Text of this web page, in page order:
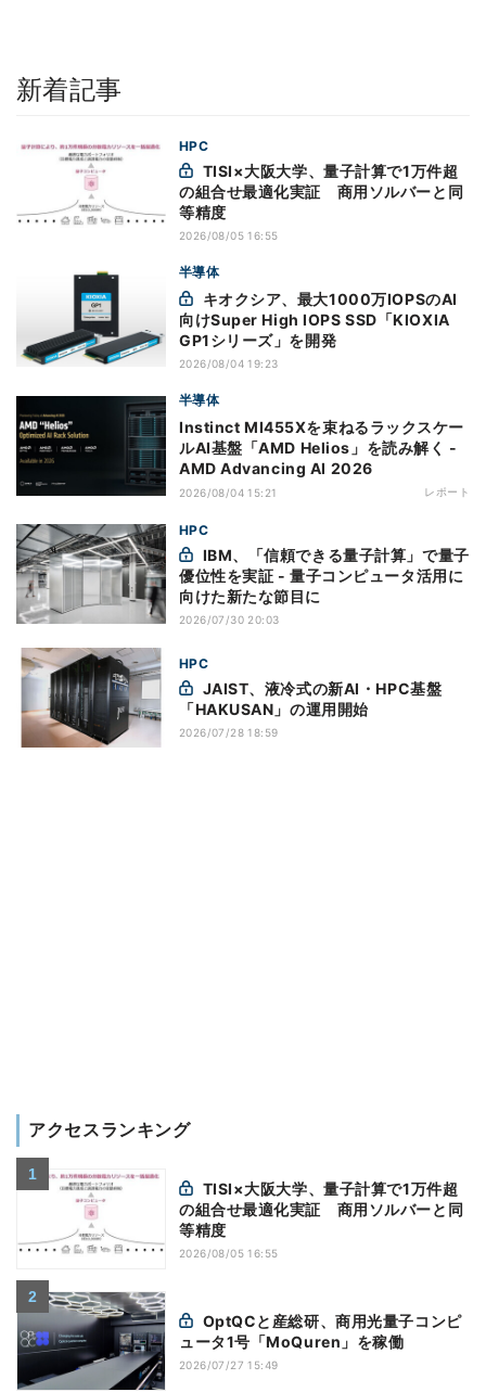
新着記事
HPC
の組合せ最適化実証 商用ソルバーと同
等精度
2026/08/05 16:55
半導体
向けSuper High IOPS SSD「KIOXIA
GP1シリーズ」を開発
2026/08/04 19:23
半導体
Instinct MI455Xを束ねるラックスケー
ルAI基盤「AMD Helios」を読み解く -
AMD Advancing AI 2026
2026/08/04 15:21 レポート
HPC
優位性を実証 - 量子コンピュータ活用に
向けた新たな節目に
2026/07/30 20:03
HPC
「HAKUSAN」の運用開始
2026/07/28 18:59
アクセスランキング
の組合せ最適化実証 商用ソルバーと同
等精度
2026/08/05 16:55
ュータ1号「MoQuren」を稼働
2026/07/27 15:49